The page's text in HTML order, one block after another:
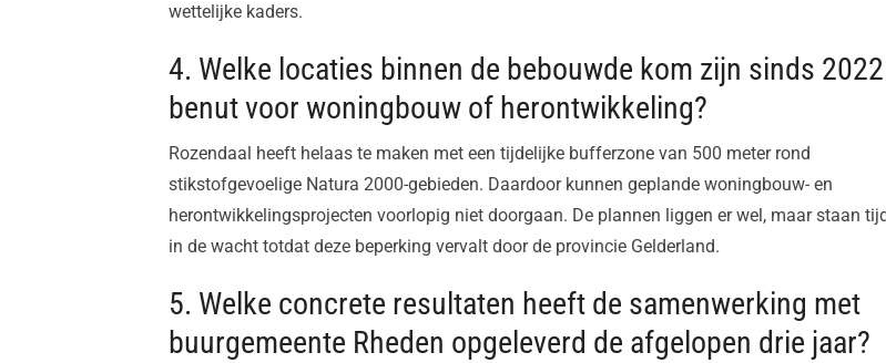
wettelijke kaders.
4. Welke locaties binnen de bebouwde kom zijn sinds 2022
benut voor woningbouw of herontwikkeling?
Rozendaal heeft helaas te maken met een tijdelijke bufferzone van 500 meter rond
stikstofgevoelige Natura 2000-gebieden. Daardoor kunnen geplande woningbouw- en
herontwikkelingsprojecten voorlopig niet doorgaan. De plannen liggen er wel, maar staan
in de wacht totdat deze beperking vervalt door de provincie Gelderland.
5. Welke concrete resultaten heeft de samenwerking met
buurgemeente Rheden opgeleverd de afgelopen drie jaar?